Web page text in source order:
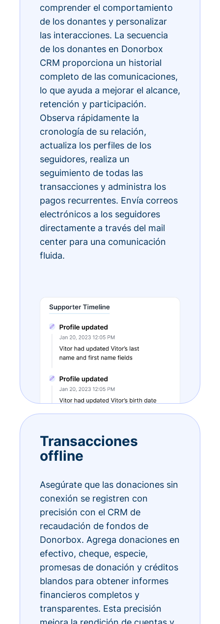
comprender el comportamiento
de los donantes y personalizar
las interacciones. La secuencia
de los donantes en Donorbox
CRM proporciona un historial
completo de las comunicaciones,
lo que ayuda a mejorar el alcance,
retención y participación.
Observa rápidamente la
cronología de su relación,
actualiza los perfiles de los
seguidores, realiza un
seguimiento de todas las
transacciones y administra los
pagos recurrentes. Envía correos
electrónicos a los seguidores
directamente a través del mail
center para una comunicación
fluida.
Transacciones
offline
Asegúrate que las donaciones sin
conexión se registren con
precisión con el CRM de
recaudación de fondos de
Donorbox. Agrega donaciones en
efectivo, cheque, especie,
promesas de donación y créditos
blandos para obtener informes
financieros completos y
transparentes. Esta precisión